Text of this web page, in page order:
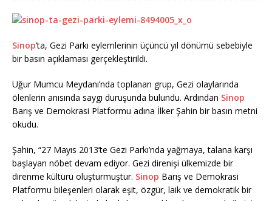
Sinop‘ta, Gezi Parkı eylemlerinin üçüncü yıl dönümü sebebiyle
bir basın açıklaması gerçekleştirildi.
Uğur Mumcu Meydanı’nda toplanan grup, Gezi olaylarında
ölenlerin anısında saygı duruşunda bulundu. Ardından Sinop
Barış ve Demokrasi Platformu adına İlker Şahin bir basın metni
okudu.
Şahin, “27 Mayıs 2013’te Gezi Parkı’nda yağmaya, talana karşı
başlayan nöbet devam ediyor. Gezi direnişi ülkemizde bir
direnme kültürü oluşturmuştur. Sinop Barış ve Demokrasi
Platformu bileşenleri olarak eşit, özgür, laik ve demokratik bir